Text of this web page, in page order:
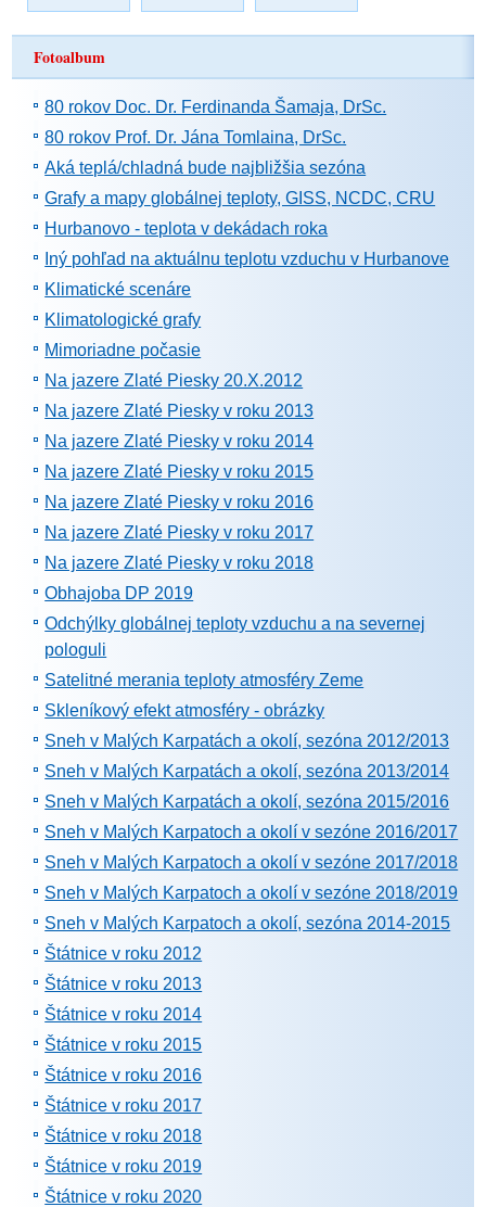
Fotoalbum
80 rokov Doc. Dr. Ferdinanda Šamaja, DrSc.
80 rokov Prof. Dr. Jána Tomlaina, DrSc.
Aká teplá/chladná bude najbližšia sezóna
Grafy a mapy globálnej teploty, GISS, NCDC, CRU
Hurbanovo - teplota v dekádach roka
Iný pohľad na aktuálnu teplotu vzduchu v Hurbanove
Klimatické scenáre
Klimatologické grafy
Mimoriadne počasie
Na jazere Zlaté Piesky 20.X.2012
Na jazere Zlaté Piesky v roku 2013
Na jazere Zlaté Piesky v roku 2014
Na jazere Zlaté Piesky v roku 2015
Na jazere Zlaté Piesky v roku 2016
Na jazere Zlaté Piesky v roku 2017
Na jazere Zlaté Piesky v roku 2018
Obhajoba DP 2019
Odchýlky globálnej teploty vzduchu a na severnej
pologuli
Satelitné merania teploty atmosféry Zeme
Skleníkový efekt atmosféry - obrázky
Sneh v Malých Karpatách a okolí, sezóna 2012/2013
Sneh v Malých Karpatách a okolí, sezóna 2013/2014
Sneh v Malých Karpatách a okolí, sezóna 2015/2016
Sneh v Malých Karpatoch a okolí v sezóne 2016/2017
Sneh v Malých Karpatoch a okolí v sezóne 2017/2018
Sneh v Malých Karpatoch a okolí v sezóne 2018/2019
Sneh v Malých Karpatoch a okolí, sezóna 2014-2015
Štátnice v roku 2012
Štátnice v roku 2013
Štátnice v roku 2014
Štátnice v roku 2015
Štátnice v roku 2016
Štátnice v roku 2017
Štátnice v roku 2018
Štátnice v roku 2019
Štátnice v roku 2020